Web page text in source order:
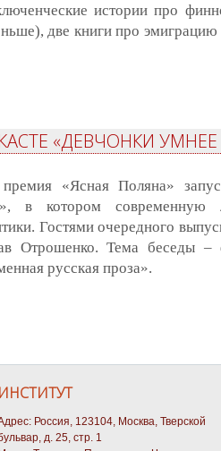
истории про
две книги про эмиграцию
«ДЕВЧОНКИ УМНЕЕ
«Ясная Поляна»
в котором современную
Гостями очередного
Отрошенко. Тема беседы –
русская проза».
ИНСТИТУТ
Россия, 123104, Москва, Тверской
д. 25, стр. 1